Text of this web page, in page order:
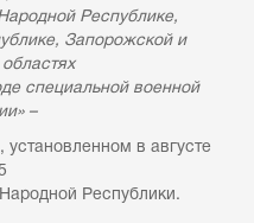
Республике,
Запорожской и
специальной военной
–
установленном в августе
Республики.